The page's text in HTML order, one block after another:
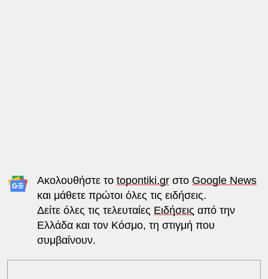
Ακολουθήστε το topontiki.grστο Google News
και μάθετε πρώτοι όλες τις ειδήσεις.
Δείτε όλες τις τελευταίες Ειδήσεις από την
Ελλάδα και τον Κόσμο, τη στιγμή που
συμβαίνουν.